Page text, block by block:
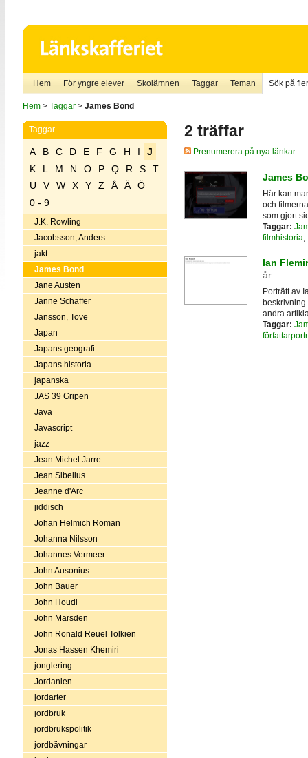
Hem För yngre elever Skolämnen Taggar Teman Sök på
Hem> Taggar> James Bond
Taggar
A B C D E F G H I
J
K
L M N O P Q R S
T
U
V W X Y Z Å Ä
Ö
0 - 9
J.K. Rowling
Jacobsson, Anders
jakt
James Bond
Jane Austen
Janne Schaffer
Jansson, Tove
Japan
Japans geografi
Japans historia
japanska
JAS 39 Gripen
Java
Javascript
jazz
Jean Michel Jarre
Jean Sibelius
Jeanne d'Arc
jiddisch
Johan Helmich Roman
Johanna Nilsson
Johannes Vermeer
John Ausonius
John Bauer
John Houdi
John Marsden
John Ronald Reuel Tolkien
Jonas Hassen Khemiri
jonglering
Jordanien
jordarter
jordbruk
jordbrukspolitik
jordbävningar
2 träffar
Prenumerera på nya länkar
James
Här kan
och
som gjort
Taggar:
filmhistoria
Ian
år
Porträtt av
beskrivning
andra
Taggar: